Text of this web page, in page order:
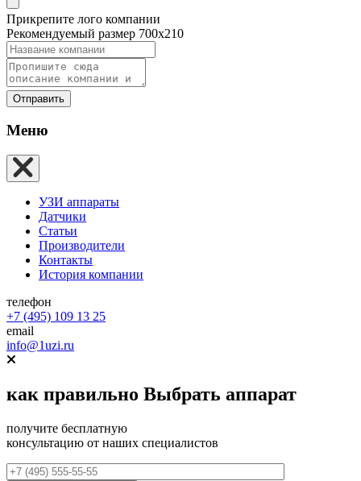
Прикрепите лого компании
Рекомендуемый размер 700х210
Отправить
Меню
УЗИ аппараты
Датчики
Статьи
Производители
Контакты
История компании
телефон
+7 (495) 109 13 25
email
info@1uzi.ru
как правильно Выбрать аппарат
получите бесплатную
консультацию от наших специалистов